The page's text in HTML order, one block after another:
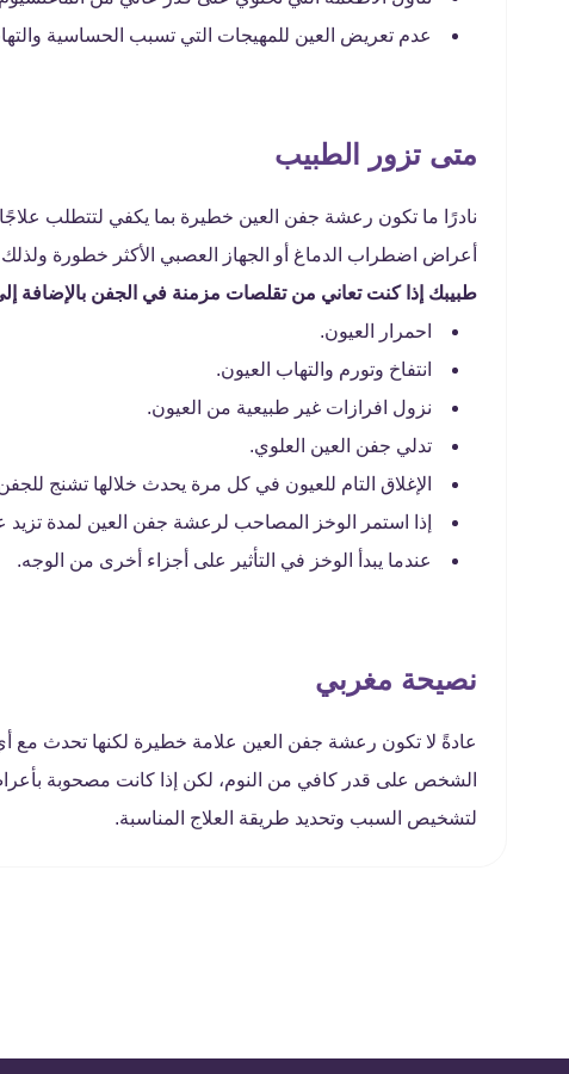
عدم تعريض العين للمهيجات التي تسبب الحساسية
متى تزور الطبيب
نادرًا ما تكون رعشة جفن العين خطيرة بما يكفي لتتطلب
أعراض اضطراب الدماغ أو الجهاز العصبي الأكثر خطورة
طبيبك إذا كنت تعاني من تقلصات مزمنة في الجفن بالإضافة
احمرار العيون.
انتفاخ وتورم والتهاب العيون.
نزول افرازات غير طبيعية من العيون.
تدلي جفن العين العلوي.
الإغلاق التام للعيون في كل مرة يحدث خلالها تشنج
إذا استمر الوخز المصاحب لرعشة جفن العين لمدة
عندما يبدأ الوخز في التأثير على أجزاء أخرى من الوجه.
نصيحة مغربي
عادةً لا تكون رعشة جفن العين علامة خطيرة لكنها تحدث
الشخص على قدر كافي من النوم، لكن إذا كانت مصحوبة
لتشخيص السبب وتحديد طريقة العلاج المناسبة.